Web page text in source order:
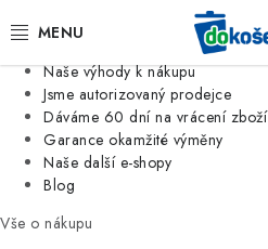
Jsme tradiční česká firma
Naše výhody k nákupu
Jsme autorizovaný prodejce
Dáváme 60 dní na vrácení zboží
Garance okamžité výměny
Naše další e-shopy
Blog
Vše o nákupu
KOŠE
SÁČKY